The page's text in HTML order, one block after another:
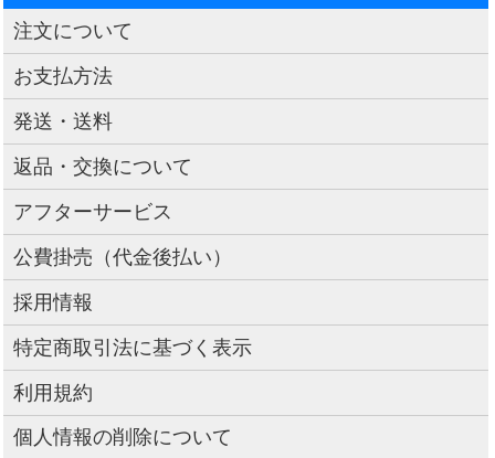
注文について
お支払方法
発送・送料
返品・交換について
アフターサービス
公費掛売（代金後払い）
採用情報
特定商取引法に基づく表示
利用規約
個人情報の削除について